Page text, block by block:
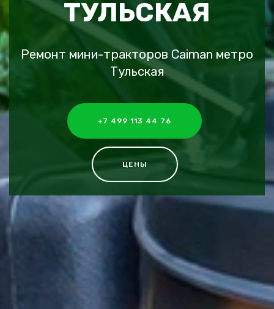
ТУЛЬСКАЯ
Ремонт мини-тракторов Caiman метро
Тульская
+7 499 113 44 76
ЦЕНЫ